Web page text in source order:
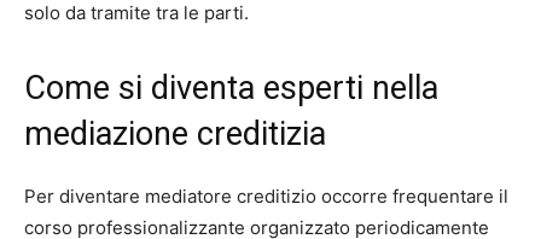
solo da tramite tra le parti.
Come si diventa esperti nella
mediazione creditizia
Per diventare mediatore creditizio occorre frequentare il
corso professionalizzante organizzato periodicamente